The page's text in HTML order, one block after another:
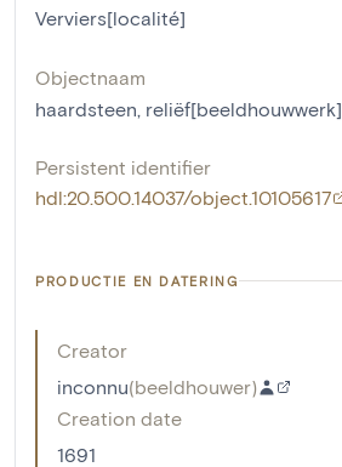
Verviers[localité]
Objectnaam
haardsteen, reliëf[beeldhouwwerk]
Persistent identifier
hdl:20.500.14037/object.10105617
PRODUCTIE EN DATERING
Creator
inconnu(beeldhouwer)
Creation date
1691